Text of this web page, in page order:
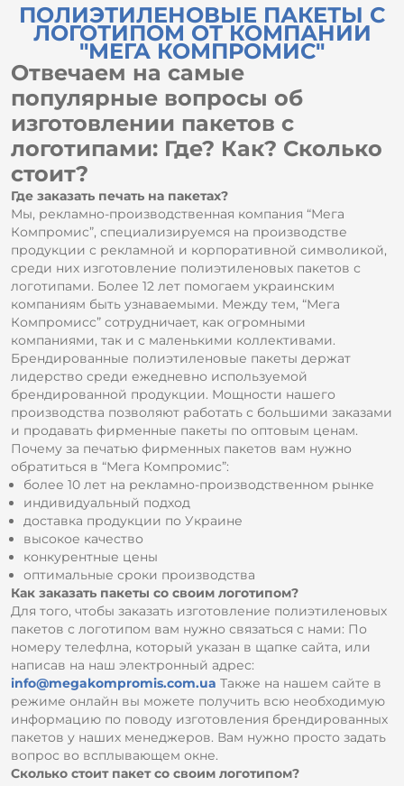
ПОЛИЭТИЛЕНОВЫЕ ПАКЕТЫ С
ЛОГОТИПОМ ОТ КОМПАНИИ
"МЕГА КОМПРОМИС"
Отвечаем на самые
популярные вопросы об
изготовлении пакетов с
логотипами: Где? Как? Сколько
стоит?
Где заказать печать на пакетах?
Мы, рекламно-производственная компания “Мега
Компромис”, специализируемся на производстве
продукции с рекламной и корпоративной символикой,
среди них изготовление полиэтиленовых пакетов с
логотипами. Более 12 лет помогаем украинским
компаниям быть узнаваемыми. Между тем, “Мега
Компромисс” сотрудничает, как огромными
компаниями, так и с маленькими коллективами.
Брендированные полиэтиленовые пакеты держат
лидерство среди ежедневно используемой
брендированной продукции. Мощности нашего
производства позволяют работать с большими заказами
и продавать фирменные пакеты по оптовым ценам.
Почему за печатью фирменных пакетов вам нужно
обратиться в “Мега Компромис”:
более 10 лет на рекламно-производственном рынке
индивидуальный подход
доставка продукции по Украине
высокое качество
конкурентные цены
оптимальные сроки производства
Как заказать пакеты со своим логотипом?
Для того, чтобы заказать изготовление полиэтиленовых
пакетов с логотипом вам нужно связаться с нами: По
номеру телефлна, который указан в щапке сайта, или
написав на наш электронный адрес:
info@megakompromis.com.ua Также на нашем сайте в
режиме онлайн вы можете получить всю необходимую
информацию по поводу изготовления брендированных
пакетов у наших менеджеров. Вам нужно просто задать
вопрос во всплывающем окне.
Сколько стоит пакет со своим логотипом?